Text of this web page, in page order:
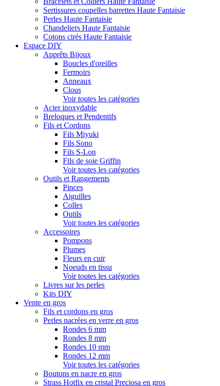
Sertissures coupelles barrettes Haute Fantaisie
Perles Haute Fantaisie
Chandeliers Haute Fantaisie
Cotons cirés Haute Fantaisie
Espace DIY
Apprêts Bijoux
Boucles d'oreilles
Fermoirs
Anneaux
Clous
Voir toutes les catégories
Acier inoxydable
Breloques et Pendentifs
Fils et Cordons
Fils Miyuki
Fils Sono
Fils S-Lon
Fils de soie Griffin
Voir toutes les catégories
Outils et Rangements
Pinces
Aiguilles
Colles
Outils
Voir toutes les catégories
Accessoires
Pompons
Plumes
Fleurs en cuir
Noeuds en tissu
Voir toutes les catégories
Livres sur les perles
Kits DIY
Vente en gros
Fils et cordons en gros
Perles nacrées en verre en gros
Rondes 6 mm
Rondes 8 mm
Rondes 10 mm
Rondes 12 mm
Voir toutes les catégories
Boutons en nacre en gros
Strass Hotfix en cristal Preciosa en gros